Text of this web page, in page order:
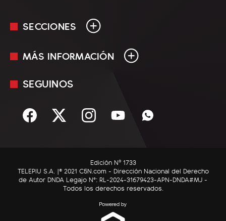
SECCIONES
En Vivo
Sociedad
C5N Autos
RatingCero
MÁS INFORMACIÓN
Mediakit
Términos y condiciones
SEGUINOS
Edición Nº 1733
TELEPIU S.A. |© 2021 C5N.com - Dirección Nacional del Derecho
de Autor DNDA Legajo N°: RL-2024-31679423-APN-DNDA#MJ -
Todos los derechos reservados.